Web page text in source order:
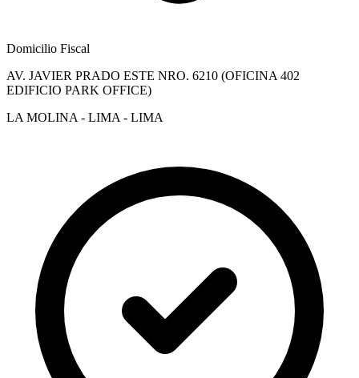
Domicilio Fiscal
AV. JAVIER PRADO ESTE NRO. 6210 (OFICINA 402
EDIFICIO PARK OFFICE)
LA MOLINA - LIMA - LIMA